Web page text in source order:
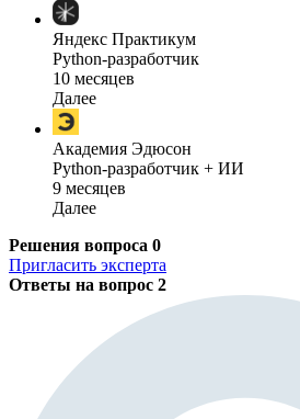
Яндекс Практикум
Python-разработчик
10 месяцев
Далее
Академия Эдюсон
Python-разработчик + ИИ
9 месяцев
Далее
Решения вопроса 0
Пригласить эксперта
Ответы на вопрос 2